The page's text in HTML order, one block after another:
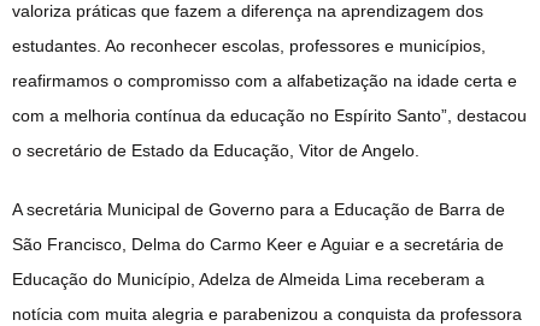
valoriza práticas que fazem a diferença na aprendizagem dos
estudantes. Ao reconhecer escolas, professores e municípios,
reafirmamos o compromisso com a alfabetização na idade certa e
com a melhoria contínua da educação no Espírito Santo”, destacou
o secretário de Estado da Educação, Vitor de Angelo.
A secretária Municipal de Governo para a Educação de Barra de
São Francisco, Delma do Carmo Keer e Aguiar e a secretária de
Educação do Município, Adelza de Almeida Lima receberam a
notícia com muita alegria e parabenizou a conquista da professora